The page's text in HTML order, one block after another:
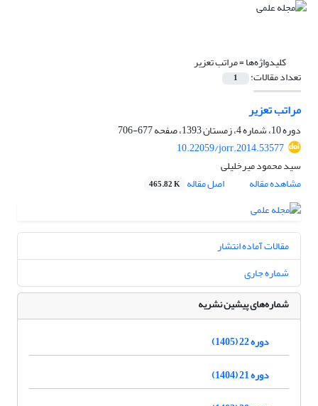
کلیدواژه‌ها =مراتب تعزیر
تعداد مقالات: 1
مراتب تعزیر
دوره 10، شماره 4، زمستان 1393، صفحه
677-706
10.22059/jorr.2014.53577
سید محمود میرخلیلی
مشاهده مقاله
اصل مقاله 465.82 K
مقالات آماده انتشار
شماره جاری
شماره‌های پیشین نشریه
دوره 22 (1405)
دوره 21 (1404)